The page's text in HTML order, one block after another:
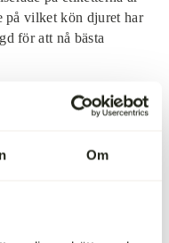
Om
på vilket kön djuret har
för att nå bästa
oss mest avgörande för
äter naturligt,
nå en hög kvalitet